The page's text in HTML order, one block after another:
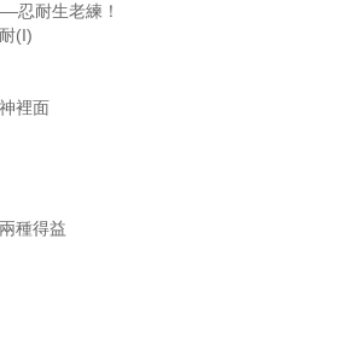
忍耐生老練！
(I)
裡面
種得益